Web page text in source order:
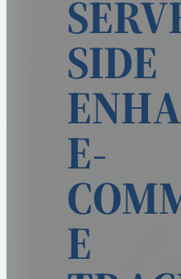
SIDE
E-
E